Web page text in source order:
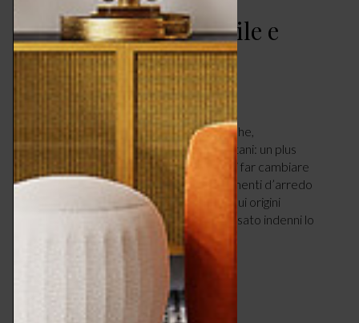
Tappeti – tesori di stile e
artigianato
MARZO 13, 2025
di Marta Bellacosa. Evocano terre esotiche,
trasportando mente e anima in luoghi lontani: un plus
irrinunciabile dell’interior design, capaci di far cambiare
volto a qualsiasi ambiente. Sono complementi d’arredo
che racchiudono una storia millenaria, le cui origini
affondano nell’antichità, e hanno attraversato indenni lo
scorrere del tempo, tra epoche e…